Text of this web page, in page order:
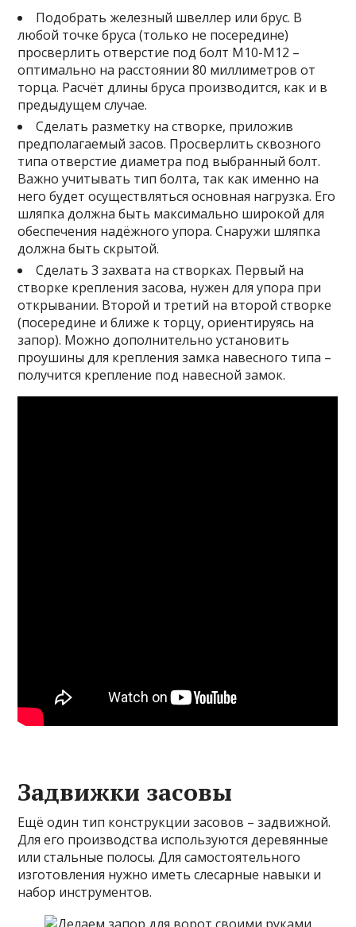
Подобрать железный швеллер или брус. В
любой точке бруса (только не посередине)
просверлить отверстие под болт М10-М12 –
оптимально на расстоянии 80 миллиметров от
торца. Расчёт длины бруса производится, как и в
предыдущем случае.
Сделать разметку на створке, приложив
предполагаемый засов. Просверлить сквозного
типа отверстие диаметра под выбранный болт.
Важно учитывать тип болта, так как именно на
него будет осуществляться основная нагрузка. Его
шляпка должна быть максимально широкой для
обеспечения надёжного упора. Снаружи шляпка
должна быть скрытой.
Сделать 3 захвата на створках. Первый на
створке крепления засова, нужен для упора при
открывании. Второй и третий на второй створке
(посередине и ближе к торцу, ориентируясь на
запор). Можно дополнительно установить
проушины для крепления замка навесного типа –
получится крепление под навесной замок.
Задвижки засовы
Ещё один тип конструкции засовов – задвижной.
Для его производства используются деревянные
или стальные полосы. Для самостоятельного
изготовления нужно иметь слесарные навыки и
набор инструментов.